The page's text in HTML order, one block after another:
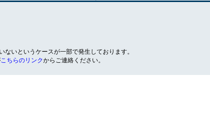
いというケースが一部で発生しております。
こちらのリンクからご連絡ください。